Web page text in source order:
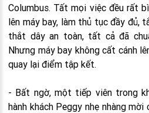
Columbus. Tất mọi việc đều rất
lên máy bay, làm thủ tục đầy
thắt dây an toàn, tất cả đã
Nhưng máy bay không cất cánh
quay lại điểm tập kết.
- Bất ngờ, một tiếp viên trong
hành khách Peggy nhẹ nhàng